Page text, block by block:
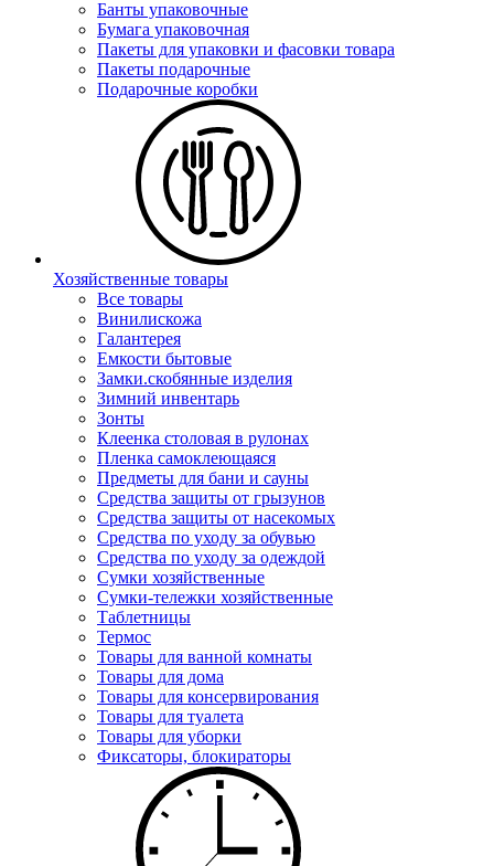
Банты упаковочные
Бумага упаковочная
Пакеты для упаковки и фасовки товара
Пакеты подарочные
Подарочные коробки
Хозяйственные товары
Все товары
Винилискожа
Галантерея
Емкости бытовые
Замки.скобянные изделия
Зимний инвентарь
Зонты
Клеенка столовая в рулонах
Пленка самоклеющаяся
Предметы для бани и сауны
Средства защиты от грызунов
Средства защиты от насекомых
Средства по уходу за обувью
Средства по уходу за одеждой
Сумки хозяйственные
Сумки-тележки хозяйственные
Таблетницы
Термос
Товары для ванной комнаты
Товары для дома
Товары для консервирования
Товары для туалета
Товары для уборки
Фиксаторы, блокираторы